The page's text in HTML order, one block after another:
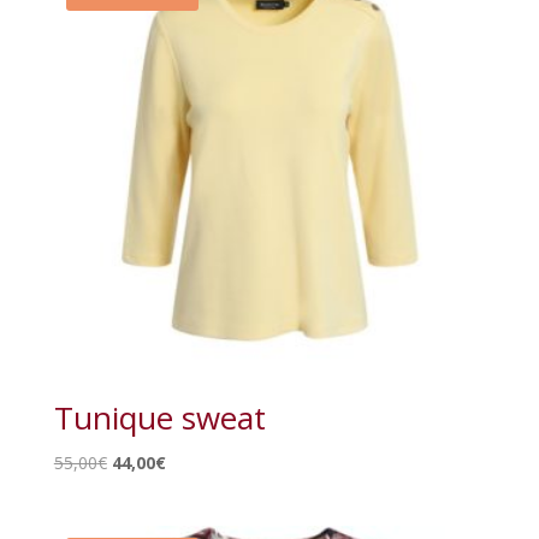
Tunique sweat
55,00€ Le
44,00€Le